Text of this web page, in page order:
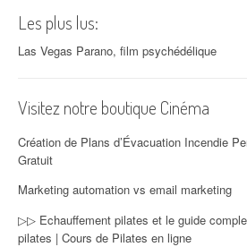
Les plus lus:
Las Vegas Parano, film psychédélique
Visitez notre boutique Cinéma
Création de Plans d’Évacuation Incendie
Gratuit
Marketing automation vs email marketing
▷▷ Echauffement pilates et le guide
pilates | Cours de Pilates en ligne